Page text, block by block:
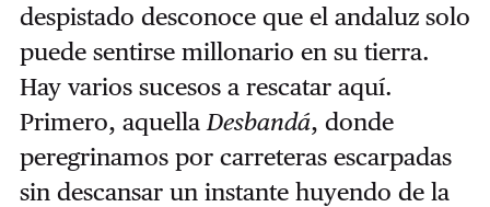
despistado desconoce que el andaluz solo
puede sentirse millonario en su tierra.
Hay varios sucesos a rescatar aquí.
Primero, aquella Desbandá, donde
peregrinamos por carreteras escarpadas
sin descansar un instante huyendo de la